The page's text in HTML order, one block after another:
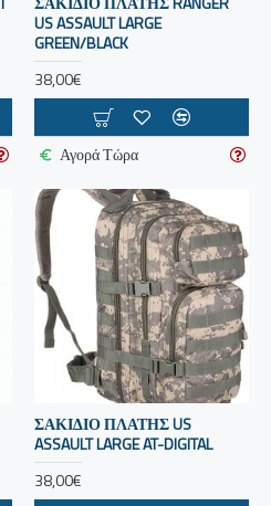
US ASSAULT LARGE
GREEN/BLACK
38,00€
Αγορά Τώρα
ΣΑΚΙΔΙΟ ΠΛΑΤΗΣ US
ASSAULT LARGE AT-DIGITAL
38,00€